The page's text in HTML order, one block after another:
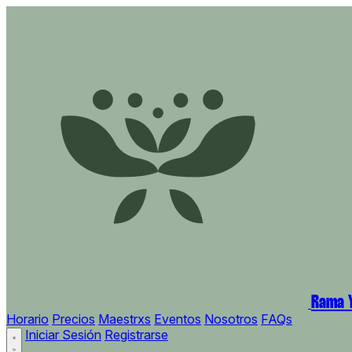
Rama
Horario Precios Maestrxs Eventos Nosotros FAQs
Iniciar Sesión Registrarse